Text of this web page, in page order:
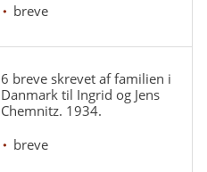
breve
6 breve skrevet af familien i
Danmark til Ingrid og Jens
Chemnitz. 1934.
breve